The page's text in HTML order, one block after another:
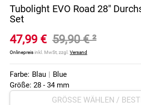
Tubolight EVO Road 28"
Set
47,99 € 59,90 €²
Onlinepreisinkl. MwSt, zzgl. Versand
Farbe: Blau | Blue
Größe: 28 - 34 mm